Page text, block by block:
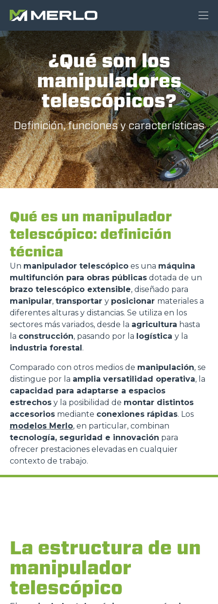
¿Qué son los
manipuladores
telescópicos?
Definición, funciones y características
Qué es un manipulador
telescópico: definición
técnica
Un manipulador telescópico es una máquina
multifunción para obras públicas dotada de un
brazo telescópico extensible, diseñado para
manipular, transportar y posicionar materiales a
diferentes alturas y distancias. Se utiliza en los
sectores más variados, desde la agricultura hasta
la construcción, pasando por la logística y la
industria forestal.
Comparado con otros medios de manipulación, se
distingue por la amplia versatilidad operativa, la
capacidad para adaptarse a espacios
estrechos y la posibilidad de montar distintos
accesorios mediante conexiones rápidas. Los
modelos Merlo, en particular, combinan
tecnología, seguridad e innovación para
ofrecer prestaciones elevadas en cualquier
contexto de trabajo.
La estructura de un
manipulador
telescópico